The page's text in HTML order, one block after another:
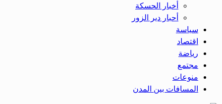
أخبار الحسكة
أحبار دير الزور
سياسة
اقتصاد
رياضة
مجتمع
منوعات
المسافات بين المدن